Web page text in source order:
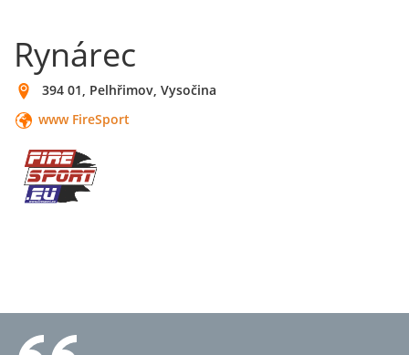
Rynárec
394 01, Pelhřimov, Vysočina
www FireSport